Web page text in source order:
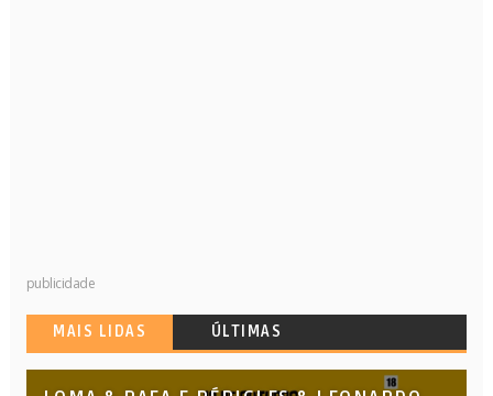
publicidade
MAIS LIDAS ÚLTIMAS